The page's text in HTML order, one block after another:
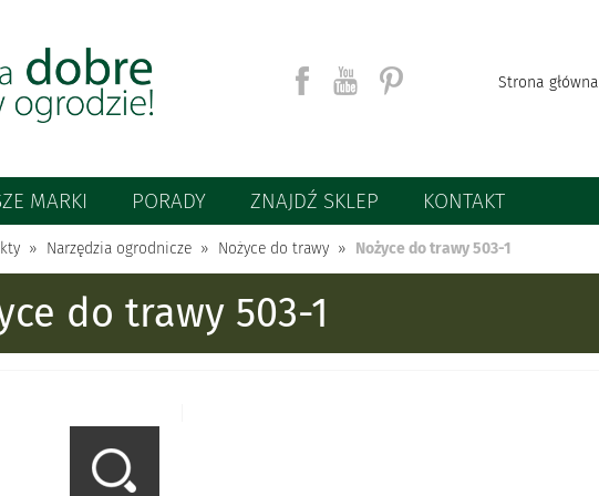
Strona główna
MARKI PORADY ZNAJDŹ SKLEP KONTAKTSzukaj
Narzędzia ogrodnicze Nożyce do trawy Nożyce do trawy 503-1
do trawy 503-1